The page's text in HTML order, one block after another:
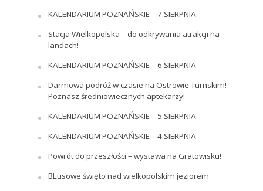
KALENDARIUM POZNAŃSKIE – 7 SIERPNIA
Stacja Wielkopolska – do odkrywania atrakcji na
landach!
KALENDARIUM POZNAŃSKIE – 6 SIERPNIA
Darmowa podróż w czasie na Ostrowie Tumskim!
Poznasz średniowiecznych aptekarzy!
KALENDARIUM POZNAŃSKIE – 5 SIERPNIA
KALENDARIUM POZNAŃSKIE – 4 SIERPNIA
Powrót do przeszłości – wystawa na Gratowisku!
BLusowe święto nad wielkopolskim jeziorem